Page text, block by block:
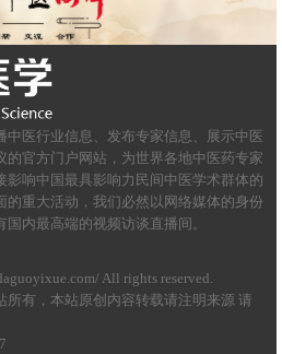
中医行业信息、发布专家信息、展示中医
的官方门户网站，为世界各地中医药专家
影响中国最具影响力民间中医学术群体的
的重大活动，我们必然以网络媒体的身份
内最高端的视频访谈直播间。
All rights reserved.
有，本站原创内容转载请注明来源 请